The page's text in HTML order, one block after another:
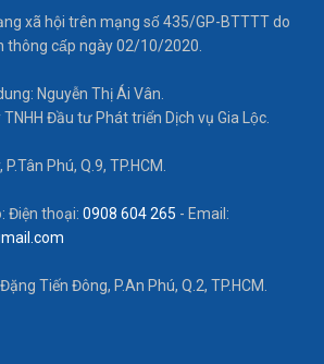
xã hội trên mạng số 435/GP-BTTTT do
thông cấp ngày 02/10/2020.
Nguyễn Thị Ái Vân.
Đầu tư Phát triển Dịch vụ Gia Lộc.
Phú, Q.9, TP.HCM.
Điện thoại: 0908 604 265 - Email:
Tiến Đông, P.An Phú, Q.2, TP.HCM.